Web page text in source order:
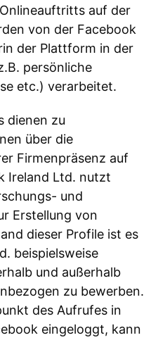
auf der
von der Facebook
der Plattform in der
persönliche
etc.) verarbeitet.
dienen zu
über die
Firmenpräsenz auf
Ireland Ltd. nutzt
und
Erstellung von
dieser Profile ist es
beispielsweise
und außerhalb
zu bewerben.
des Aufrufes in
eingeloggt, kann